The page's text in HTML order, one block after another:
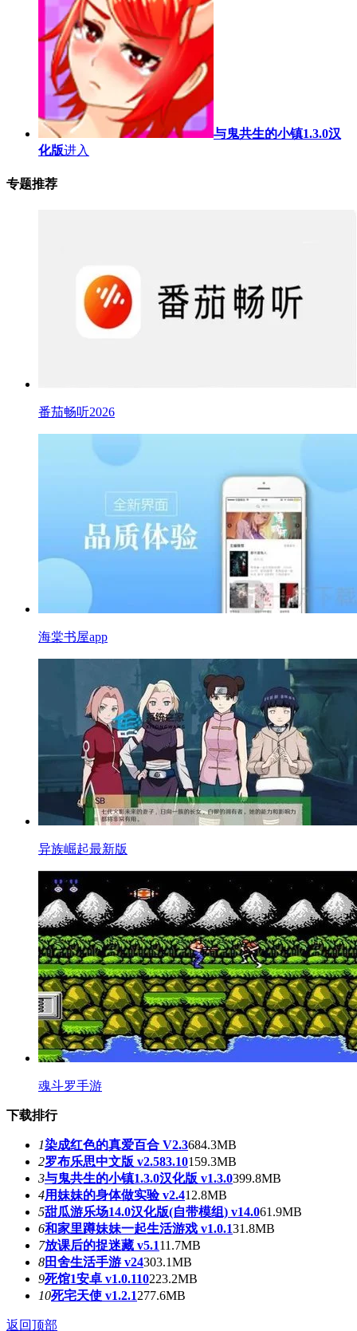
与鬼共生的小镇1.3.0汉
化版进入
专题推荐
番茄畅听2026
海棠书屋app
异族崛起最新版
魂斗罗手游
下载排行
1染成红色的真爱百合 V2.3684.3MB
2罗布乐思中文版 v2.583.10159.3MB
3与鬼共生的小镇1.3.0汉化版 v1.3.0399.8MB
4用妹妹的身体做实验 v2.412.8MB
5甜瓜游乐场14.0汉化版(自带模组) v14.061.9MB
6和家里蹲妹妹一起生活游戏 v1.0.131.8MB
7放课后的捉迷藏 v5.111.7MB
8田舍生活手游 v24303.1MB
9死馆1安卓 v1.0.110223.2MB
10死宅天使 v1.2.1277.6MB
返回顶部